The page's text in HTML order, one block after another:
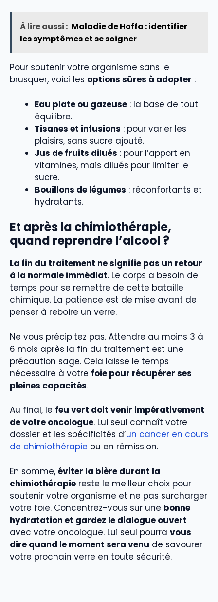
À lire aussi : Maladie de Hoffa : identifier
les symptômes et se soigner
Pour soutenir votre organisme sans le
brusquer, voici les options sûres à adopter :
Eau plate ou gazeuse : la base de tout
équilibre.
Tisanes et infusions : pour varier les
plaisirs, sans sucre ajouté.
Jus de fruits dilués : pour l’apport en
vitamines, mais dilués pour limiter le
sucre.
Bouillons de légumes : réconfortants et
hydratants.
Et après la chimiothérapie,
quand reprendre l’alcool ?
La fin du traitement ne signifie pas un retour
à la normale immédiat. Le corps a besoin de
temps pour se remettre de cette bataille
chimique. La patience est de mise avant de
penser à reboire un verre.
Ne vous précipitez pas. Attendre au moins 3 à
6 mois après la fin du traitement est une
précaution sage. Cela laisse le temps
nécessaire à votre foie pour récupérer ses
pleines capacités.
Au final, le feu vert doit venir impérativement
de votre oncologue. Lui seul connaît votre
dossier et les spécificités d’un cancer en cours
de chimiothérapie ou en rémission.
En somme, éviter la bière durant la
chimiothérapie reste le meilleur choix pour
soutenir votre organisme et ne pas surcharger
votre foie. Concentrez-vous sur une bonne
hydratation et gardez le dialogue ouvert
avec votre oncologue. Lui seul pourra vous
dire quand le moment sera venu de savourer
votre prochain verre en toute sécurité.